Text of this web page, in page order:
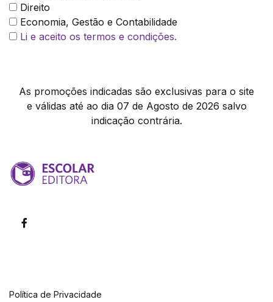
Direito
Economia, Gestão e Contabilidade
Li e aceito os termos e condições.
As promoções indicadas são exclusivas para o site
e válidas até ao dia 07 de Agosto de 2026 salvo
indicação contrária.
Política de Privacidade